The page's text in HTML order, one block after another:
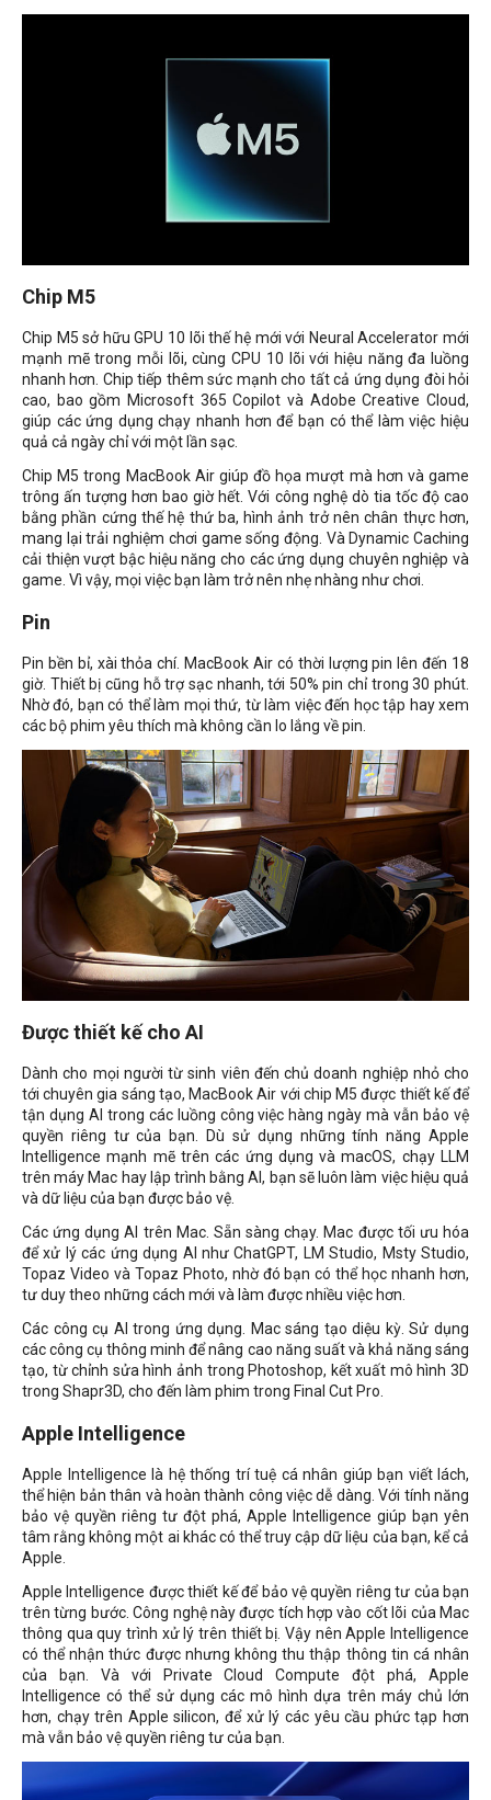
Chip M5
Chip M5 sở hữu GPU 10 lõi thế hệ mới với Neural Accelerator mới
mạnh mẽ trong mỗi lõi, cùng CPU 10 lõi với hiệu năng đa luồng
nhanh hơn. Chip tiếp thêm sức mạnh cho tất cả ứng dụng đòi hỏi
cao, bao gồm Microsoft 365 Copilot và Adobe Creative Cloud,
giúp các ứng dụng chạy nhanh hơn để bạn có thể làm việc hiệu
quả cả ngày chỉ với một lần sạc.
Chip M5 trong MacBook Air giúp đồ họa mượt mà hơn và game
trông ấn tượng hơn bao giờ hết. Với công nghệ dò tia tốc độ cao
bằng phần cứng thế hệ thứ ba, hình ảnh trở nên chân thực hơn,
mang lại trải nghiệm chơi game sống động. Và Dynamic Caching
cải thiện vượt bậc hiệu năng cho các ứng dụng chuyên nghiệp và
game. Vì vậy, mọi việc bạn làm trở nên nhẹ nhàng như chơi.
Pin
Pin bền bỉ, xài thỏa chí. MacBook Air có thời lượng pin lên đến 18
giờ. Thiết bị cũng hỗ trợ sạc nhanh, tới 50% pin chỉ trong 30 phút.
Nhờ đó, bạn có thể làm mọi thứ, từ làm việc đến học tập hay xem
các bộ phim yêu thích mà không cần lo lắng về pin.
Được thiết kế cho AI
Dành cho mọi người từ sinh viên đến chủ doanh nghiệp nhỏ cho
tới chuyên gia sáng tạo, MacBook Air với chip M5 được thiết kế để
tận dụng AI trong các luồng công việc hàng ngày mà vẫn bảo vệ
quyền riêng tư của bạn. Dù sử dụng những tính năng Apple
Intelligence mạnh mẽ trên các ứng dụng và macOS, chạy LLM
trên máy Mac hay lập trình bằng AI, bạn sẽ luôn làm việc hiệu quả
và dữ liệu của bạn được bảo vệ.
Các ứng dụng AI trên Mac. Sẵn sàng chạy. Mac được tối ưu hóa
để xử lý các ứng dụng AI như ChatGPT, LM Studio, Msty Studio,
Topaz Video và Topaz Photo, nhờ đó bạn có thể học nhanh hơn,
tư duy theo những cách mới và làm được nhiều việc hơn.
Các công cụ AI trong ứng dụng. Mac sáng tạo diệu kỳ. Sử dụng
các công cụ thông minh để nâng cao năng suất và khả năng sáng
tạo, từ chỉnh sửa hình ảnh trong Photoshop, kết xuất mô hình 3D
trong Shapr3D, cho đến làm phim trong Final Cut Pro.
Apple Intelligence
Apple Intelligence là hệ thống trí tuệ cá nhân giúp bạn viết lách,
thể hiện bản thân và hoàn thành công việc dễ dàng. Với tính năng
bảo vệ quyền riêng tư đột phá, Apple Intelligence giúp bạn yên
tâm rằng không một ai khác có thể truy cập dữ liệu của bạn, kể cả
Apple.
Apple Intelligence được thiết kế để bảo vệ quyền riêng tư của bạn
trên từng bước. Công nghệ này được tích hợp vào cốt lõi của Mac
thông qua quy trình xử lý trên thiết bị. Vậy nên Apple Intelligence
có thể nhận thức được nhưng không thu thập thông tin cá nhân
của bạn. Và với Private Cloud Compute đột phá, Apple
Intelligence có thể sử dụng các mô hình dựa trên máy chủ lớn
hơn, chạy trên Apple silicon, để xử lý các yêu cầu phức tạp hơn
mà vẫn bảo vệ quyền riêng tư của bạn.